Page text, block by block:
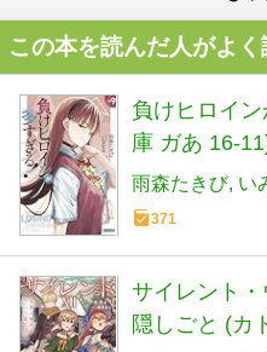
この本を読んだ人がよ
負けヒロイ
庫 ガあ 16-
雨森たきび い
371
サイレント
隠しごと (カ